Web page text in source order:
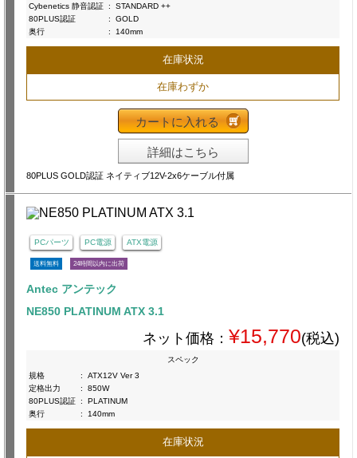
Cybenetics 静音認証 :
STANDARD ++
80PLUS認証
:
GOLD
奥行
: 140mm
在庫状況
在庫わずか
カートに入れる
詳細はこちら
80PLUS GOLD認証 ネイティブ12V-2x6ケーブル付属
PCパーツ PC電源 ATX電源
送料無料 24時間以内に出荷
Antec アンテック
NE850 PLATINUM ATX 3.1
ネット価格： ¥15,770(税込)
スペック
規格
:
ATX12V Ver 3
定格出力
:
850W
80PLUS認証 :
PLATINUM
奥行
: 140mm
在庫状況